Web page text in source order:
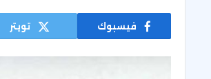
فيسبوك تويتر